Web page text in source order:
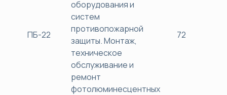
ПБ-22
оборудования и
систем
противопожарной
защиты. Монтаж,
техническое
обслуживание и
ремонт
фотолюминесцентных
72